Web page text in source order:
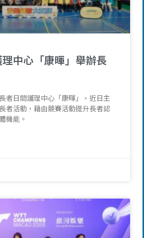
中心「康暉」舉辦長
者日間護理中心「康暉」，近日主
者活動，藉由競賽活動提升長者認
機能。